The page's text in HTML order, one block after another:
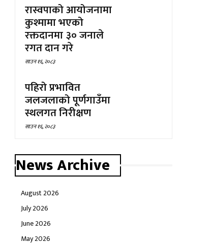
रास्वपाको आयोजनामा
कुश्मामा भएको
रक्तदानमा ३० जनाले
रगत दान गरे
साउन १६, २०८३
पहिरो प्रभावित
जलजलाको पूर्णगाउँमा
स्थलगत निरीक्षण
साउन १६, २०८३
News Archive
August 2026
July 2026
June 2026
May 2026